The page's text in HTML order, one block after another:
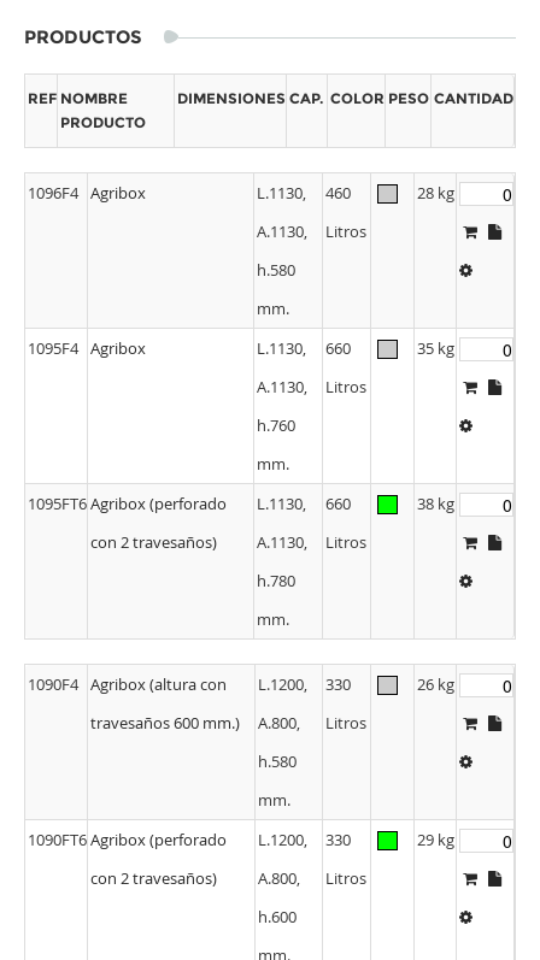
PRODUCTOS
REF NOMBRE
PRODUCTO
DIMENSIONES CAP. COLOR PESO CANTIDAD
1096F4 Agribox
L.1130,
A.1130,
h.580
mm.
460
Litros
28 kg
1095F4 Agribox
L.1130,
A.1130,
h.760
mm.
660
Litros
35 kg
1095FT6Agribox (perforado
con 2 travesaños)
L.1130,
A.1130,
h.780
mm.
660
Litros
38 kg
1090F4 Agribox (altura con
travesaños 600 mm.)
L.1200,
A.800,
h.580
mm.
330
Litros
26 kg
1090FT6Agribox (perforado
con 2 travesaños)
L.1200,
A.800,
h.600
mm.
330
Litros
29 kg